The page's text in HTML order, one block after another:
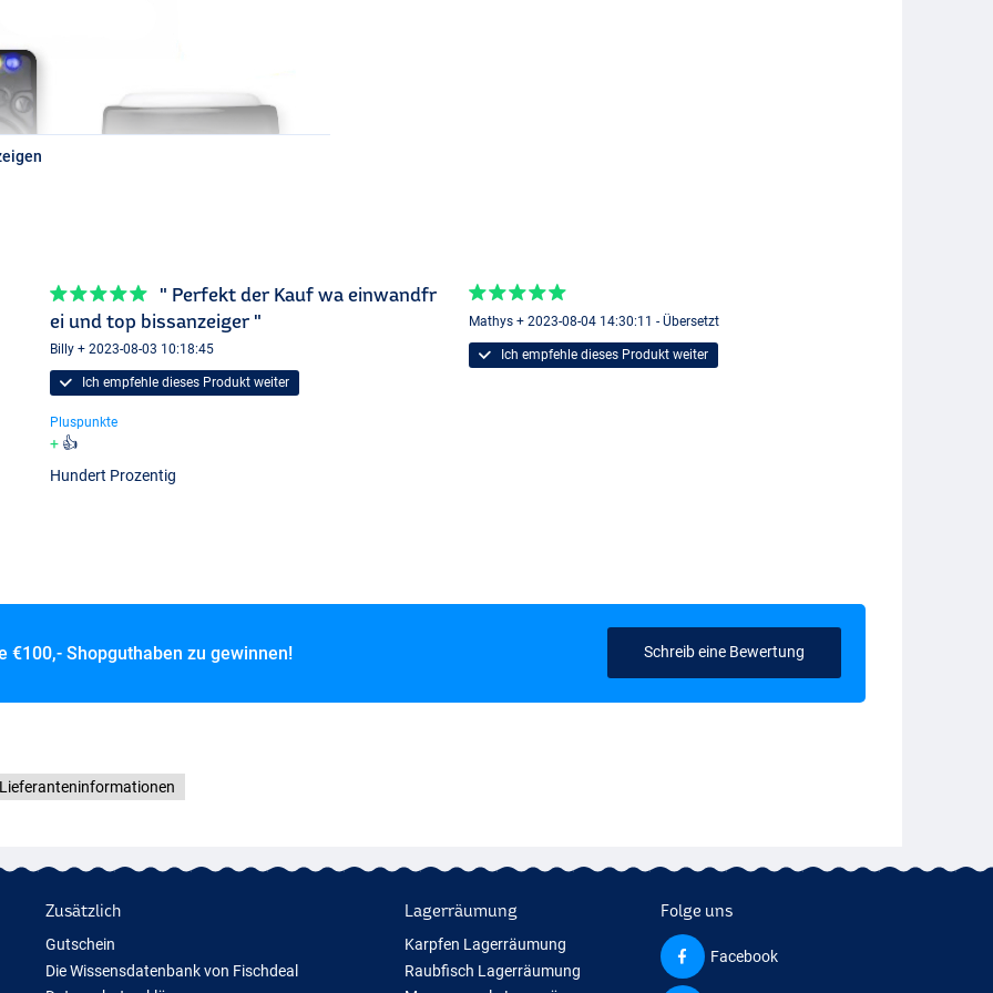
" Perfekt der Kauf wa einwandfr
ei und top bissanzeiger "
Billy + 2023-08-03 10:18:45
Ich empfehle dieses Produkt weiter
Pluspunkte
👍
Hundert Prozentig
Mathys + 2023-08-04 14:30:11 - Übersetzt
Ich empfehle dieses Produkt weiter
€100,- Shopguthaben zu gewinnen! Schreib eine Bewertung
Lieferanteninformationen
Zusätzlich
Gutschein
Die Wissensdatenbank von Fischdeal
Lagerräumung
Karpfen Lagerräumung
Raubfisch Lagerräumung
Folge uns
Facebook